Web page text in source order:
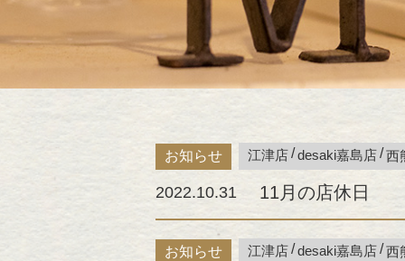
お知らせ 江津店 desaki嘉島店 西
2022.10.31 11月の店休日
お知らせ 江津店 desaki嘉島店 西